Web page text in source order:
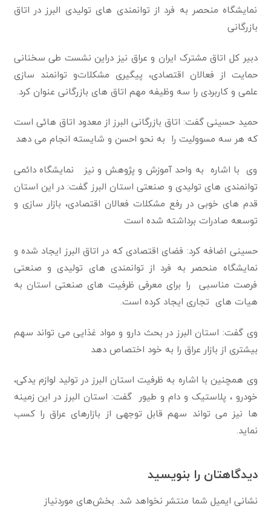
نمایشگاه منحصر به فرد از توانمندی های تولیدی البرز در اتاق
بازرگانی
دبیر کل اتاق مشترک ایران و عراق نیز دراین نشست طی سخنانی‌
حمایت از فعالان اقتصادی، پیگیری مشکلات‌و توانمند سازی
علمی و کاربردی را سه وظیفه مهم اتاق های بازرگانی عنوان کرد.
حمید حسینی گفت: اتاق بازرگانی البرز از معدود اتاق هائی است
که هر سه مسوولیت را به نحو احسن و‌ شایسته انجام می دهد
وی با اشاره به واحد آموزش و پژوهش و نیز نمایشگاه دائمی
توانمندی های تولیدی و صنعتی استان البرز گفت: در این استان
قدم های خوبی در رفع مشکلات فعالان اقتصادی، بازار سازی و
توسعه صادرات برداشته شده است
حسینی اضافه کرد: فضای اقتصادی که در اتاق البرز ایجاد شده و
نمایشگاه منحصر به فرد از توانمندی های تولیدی و صنعتی
فرصت مناسبی را برای معرفی ظرفیت های صنعتی استان به
هیات های تجاری ایجاد کرده است.
وی گفت: استان البرز در بحث دارو و مواد غذایی می تواند سهم
بیشتری از بازار عراق را به خود اختصاص دهد
وی همچنین با اشاره به ظرفیت استان البرز در تولید لوازم یدکی،
خودرو ، پلاستیک و دام و طیور گفت: استان البرز در این زمینه
ها نیز می تواند سهم قابل توجهی از بازارهای عراق را کسب
نماید.
دیدگاهتان را بنویسید
نشانی ایمیل شما منتشر نخواهد شد. بخش‌های موردنیاز